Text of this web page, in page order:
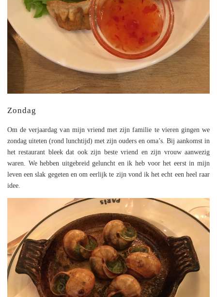
Zondag
Om de verjaardag van mijn vriend met zijn familie te vieren gingen we
zondag uiteten (rond lunchtijd) met zijn ouders en oma’s. Bij aankomst in
het restaurant bleek dat ook zijn beste vriend en zijn vrouw aanwezig
waren. We hebben uitgebreid geluncht en ik heb voor het eerst in mijn
leven een slak gegeten en om eerlijk te zijn vond ik het echt een heel raar
idee.